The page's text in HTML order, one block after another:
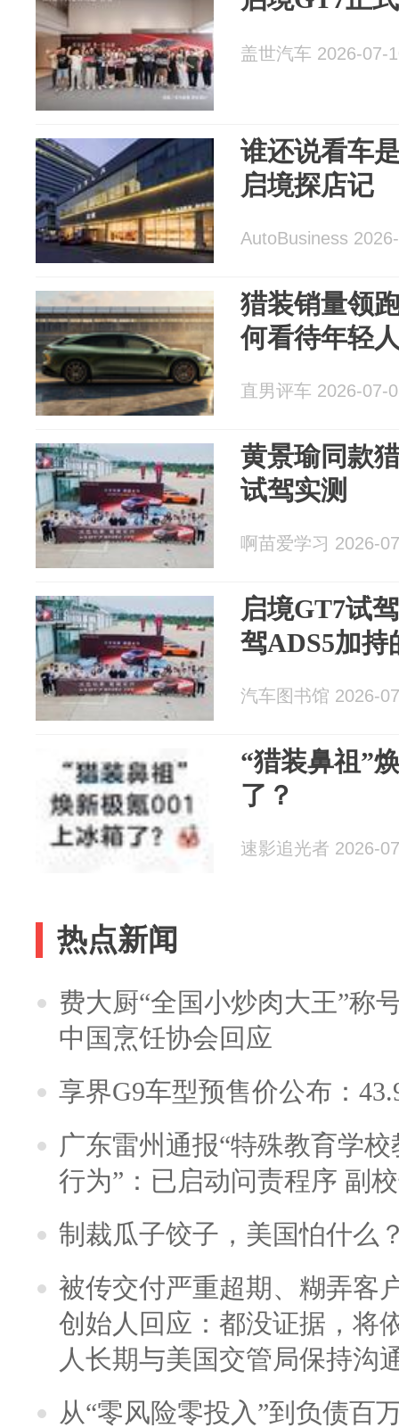
盖世汽车 2026-07-
谁还说看车
启境探店记
AutoBusiness
猎装销量领
何看待年轻
直男评车 2026-07-
黄景瑜同款
试驾实测
啊苗爱学习 2026-
启境GT7试
驾ADS5加持
汽车图书馆 2026-
“猎装鼻祖”
了？
速影追光者 2026-
热点新闻
费大厨“全国小炒肉大王”称
中国烹饪协会回应
享界G9车型预售价公布：
广东雷州通报“特殊教育学
行为”：已启动问责程序 副
制裁瓜子饺子，美国怕什么
被传交付严重超期、糊弄客
创始人回应：都没证据，将
人长期与美国交管局保持沟
从“零风险零投入”到负债百